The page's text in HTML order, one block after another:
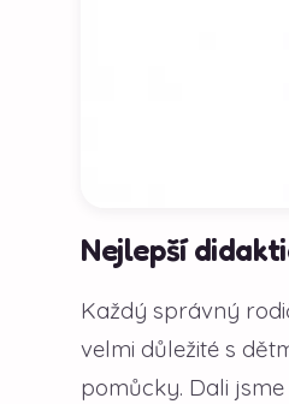
Nejlepší
Každý správný
velmi důležité s
pomůcky. Dali